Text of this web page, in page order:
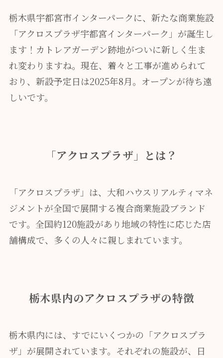
栃木県宇都宮市インターパークに、新たな商業施設
「アクロスプラザ宇都宮インターパーク」が誕生し
ます！カトレアガーデン跡地がついに新しく生ま
れ変わりますね。現在、着々と工事が進められて
おり、新設予定日は2025年8月。オープンが待ち遠
しいです。
「アクロスプラザ」とは？
「アクロスプラザ」は、大和ハウスリアルティマネ
ジメントが全国で展開する複合商業施設ブランド
です。全国約120施設があり地域の特性に応じた店
舗構成で、多くの人々に親しまれています。
栃木県内のアクロスプラザの特徴
栃木県内には、すでにいくつかの「アクロスプラ
ザ」が展開されています。それぞれの施設が、日